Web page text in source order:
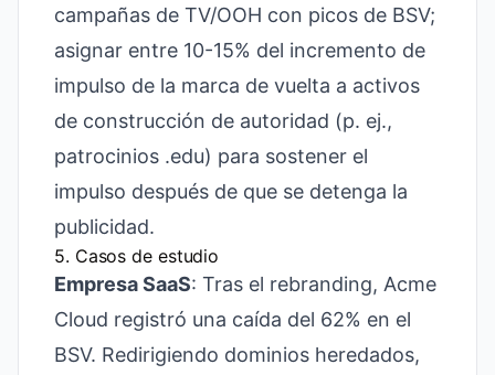
campañas de TV/OOH con picos de BSV;
asignar entre 10-15% del incremento de
impulso de la marca de vuelta a activos
de construcción de autoridad (p. ej.,
patrocinios .edu) para sostener el
impulso después de que se detenga la
publicidad.
5. Casos de estudio
Empresa SaaS: Tras el rebranding, Acme
Cloud registró una caída del 62% en el
BSV. Redirigiendo dominios heredados,